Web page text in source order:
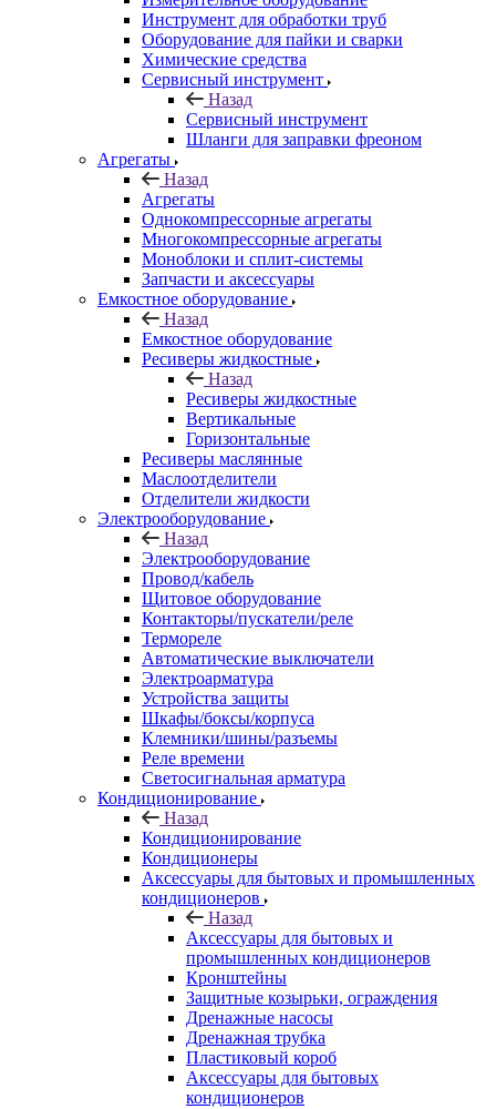
Инструмент для обработки труб
Оборудование для пайки и сварки
Химические средства
Сервисный инструмент
Назад
Сервисный инструмент
Шланги для заправки фреоном
Агрегаты
Назад
Агрегаты
Однокомпрессорные агрегаты
Многокомпрессорные агрегаты
Моноблоки и сплит-системы
Запчасти и аксессуары
Емкостное оборудование
Назад
Емкостное оборудование
Ресиверы жидкостные
Назад
Ресиверы жидкостные
Вертикальные
Горизонтальные
Ресиверы маслянные
Маслоотделители
Отделители жидкости
Электрооборудование
Назад
Электрооборудование
Провод/кабель
Щитовое оборудование
Контакторы/пускатели/реле
Термореле
Автоматические выключатели
Электроарматура
Устройства защиты
Шкафы/боксы/корпуса
Клемники/шины/разъемы
Реле времени
Светосигнальная арматура
Кондиционирование
Назад
Кондиционирование
Кондиционеры
Аксессуары для бытовых и промышленных
кондиционеров
Назад
Аксессуары для бытовых и
промышленных кондиционеров
Кронштейны
Защитные козырьки, ограждения
Дренажные насосы
Дренажная трубка
Пластиковый короб
Аксессуары для бытовых
кондиционеров